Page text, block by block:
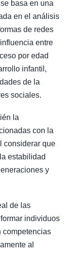
basa en una
en el análisis
de redes
entre
por edad
infantil,
de la
sociales.
la
con la
considerar que
estabilidad
y
de las
individuos
competencias
al